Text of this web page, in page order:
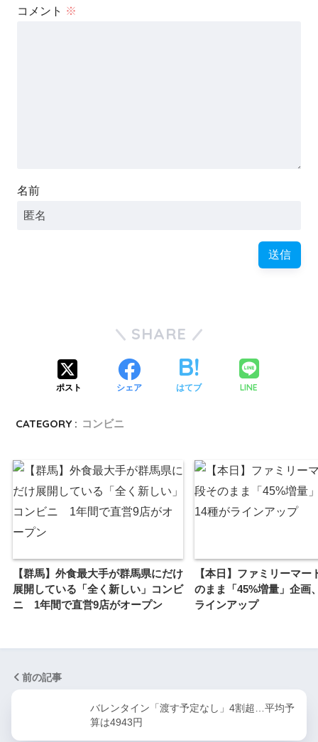
コメント ※
名前
SHARE
ポスト シェア はてブ LINE
CATEGORY : コンビニ
【群馬】外食最大手が群馬県にだけ
展開している「全く新しい」コンビ
ニ 1年間で直営9店がオープン
【本日】ファミリーマー
のまま「45%増量」企画
ラインアップ
前の記事
バレンタイン「渡す予定なし」4割超…平均予
算は4943円